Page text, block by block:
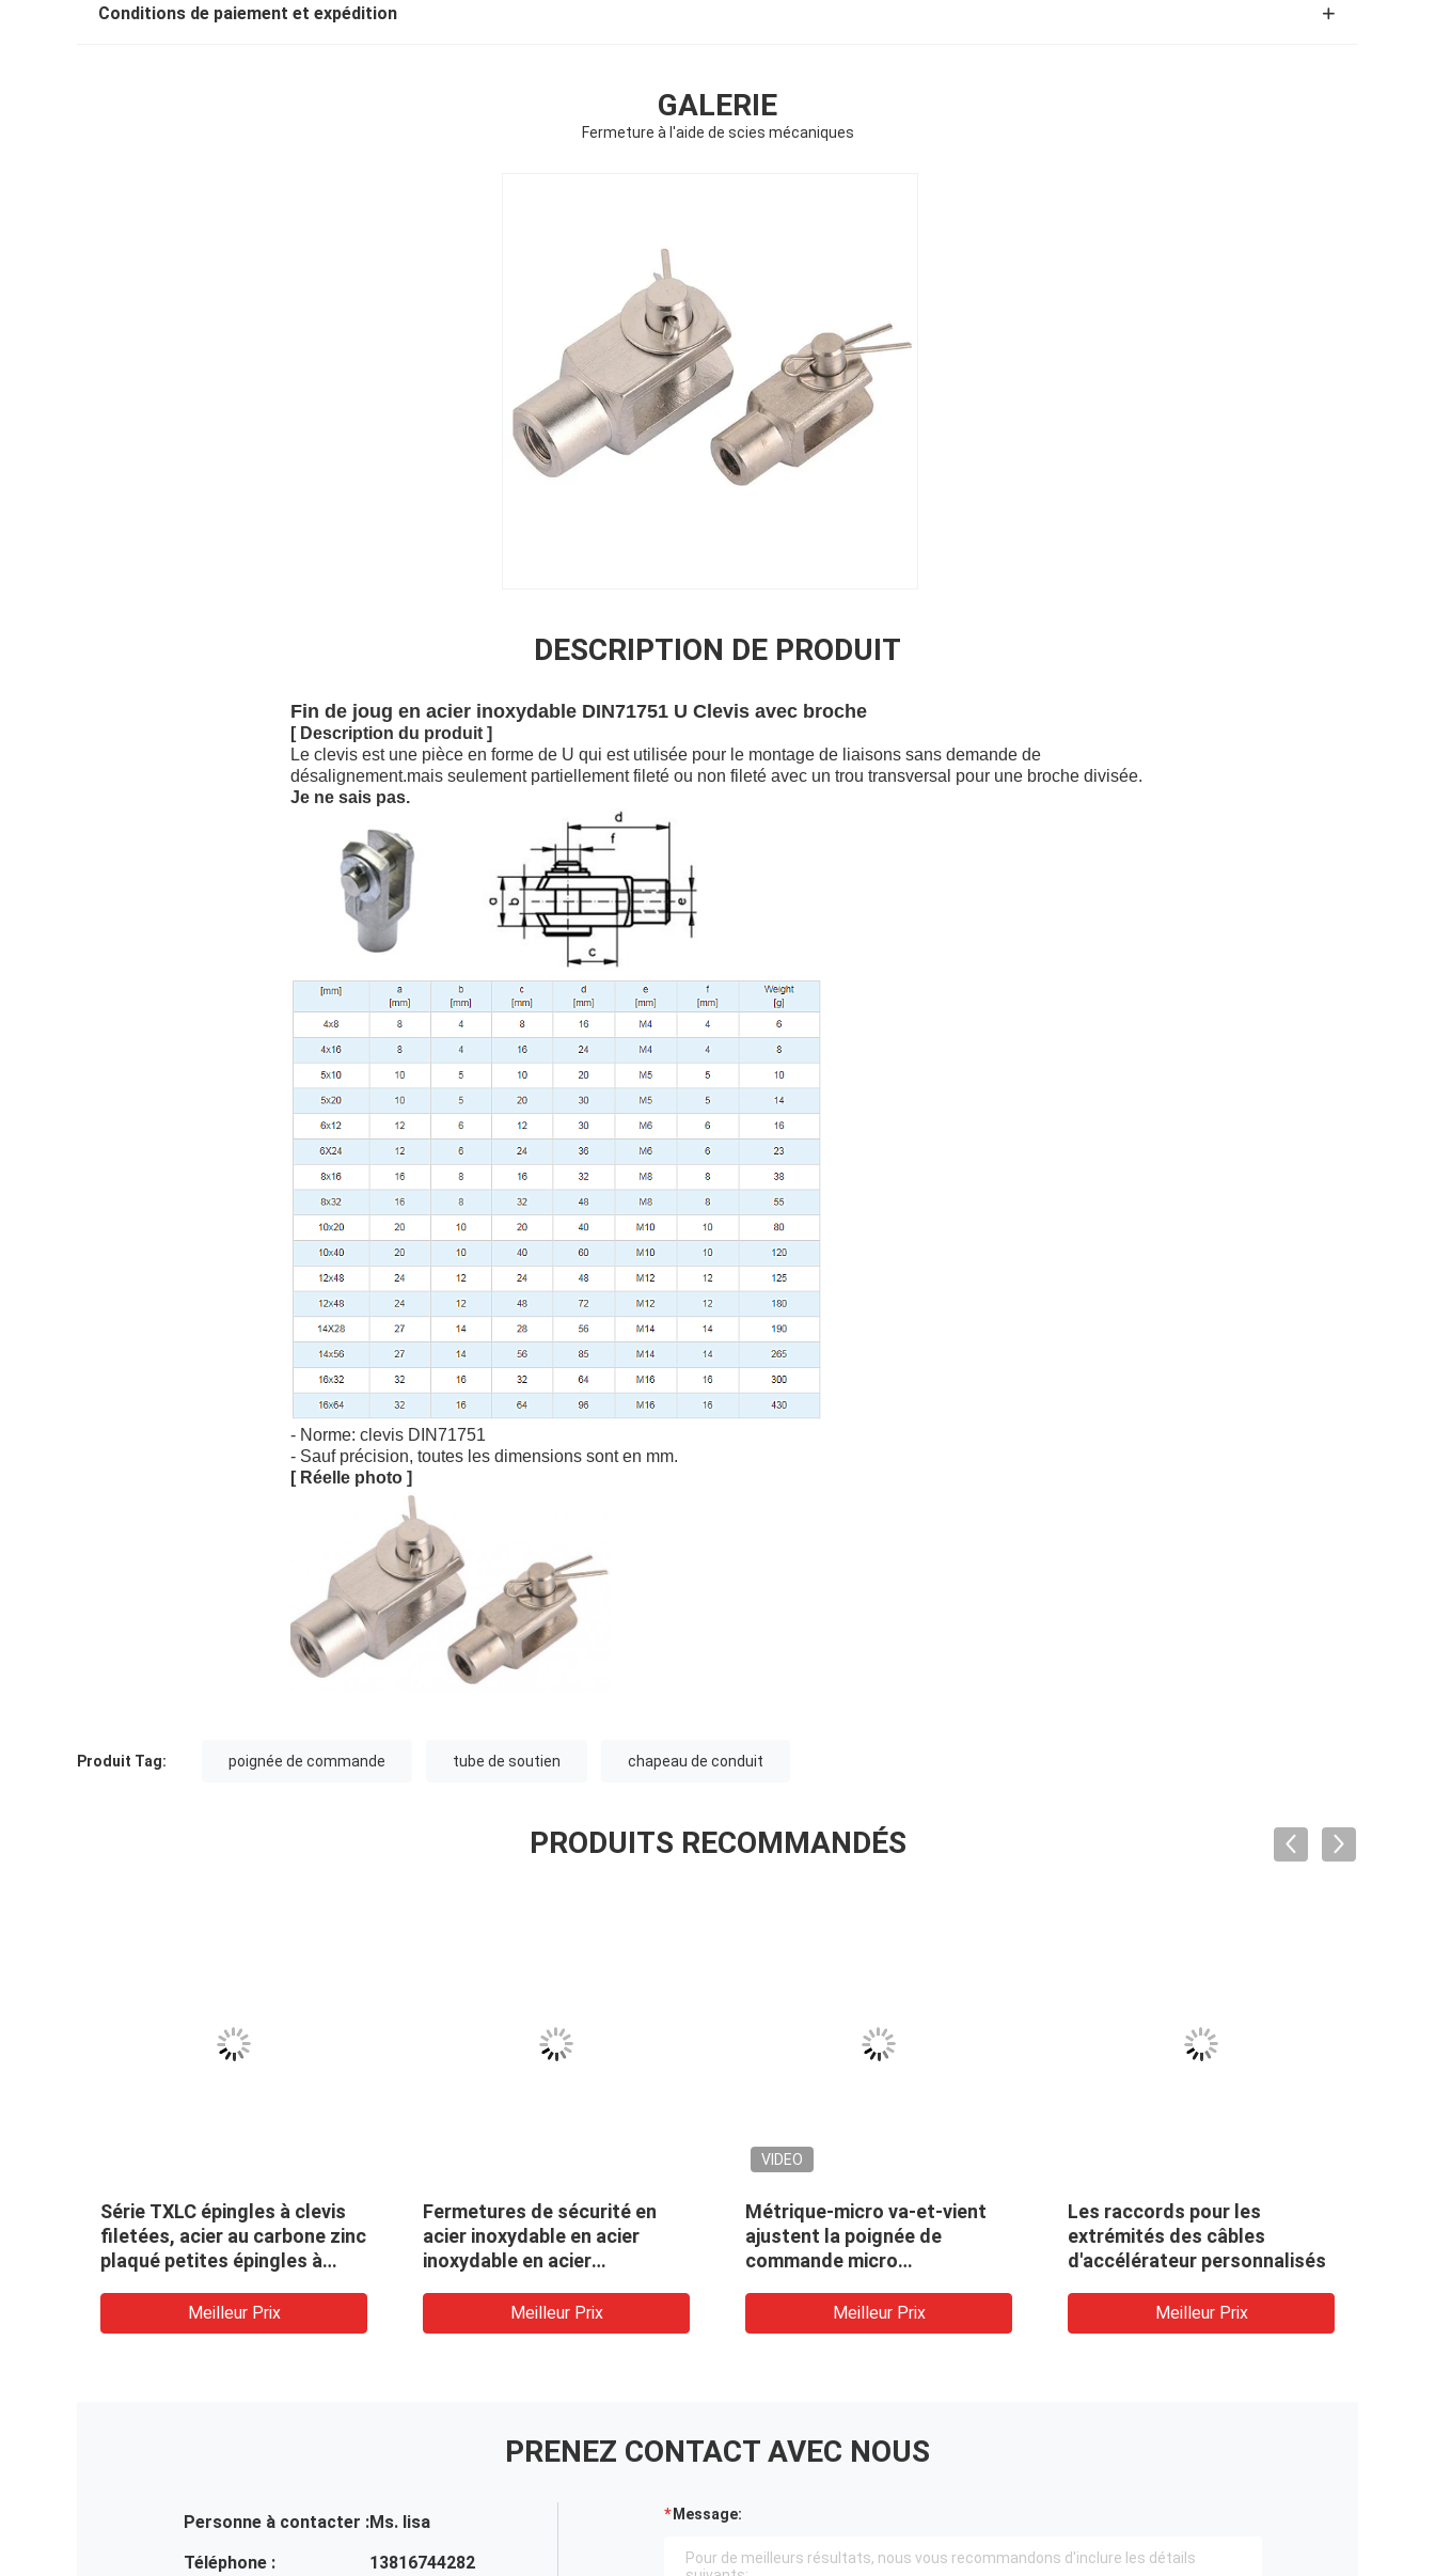
Conditions de paiement et expédition
GALERIE
Fermeture à l'aide de scies mécaniques
DESCRIPTION DE PRODUIT
Fin de joug en acier inoxydable DIN71751 U Clevis avec broche
[ Description du produit ]
Le clevis est une pièce en forme de U qui est utilisée pour le montage de liaisons sans demande de
désalignement.mais seulement partiellement fileté ou non fileté avec un trou transversal pour une broche divisée.
Je ne sais pas.
- Norme: clevis DIN71751
- Sauf précision, toutes les dimensions sont en mm.
[ Réelle photo ]
Produit Tag: poignée de commande tube de soutien chapeau de conduit
PRODUITS RECOMMANDÉS
Série TXLC épingles à clevis
filetées, acier au carbone zinc
plaqué petites épingles à
Meilleur Prix
Fermetures de sécurité en
acier inoxydable en acier
inoxydable en acier
Meilleur Prix
VIDEO
Métrique-micro va-et-vient
ajustent la poignée de
commande micro
Meilleur Prix
Les raccords pour les
extrémités des câbles
d'accélérateur personnalisés
Meilleur Prix
PRENEZ CONTACT AVEC NOUS
Personne à contacter :Ms. lisa
Téléphone :
13816744282
Message: